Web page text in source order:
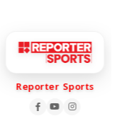
Reporter Sports